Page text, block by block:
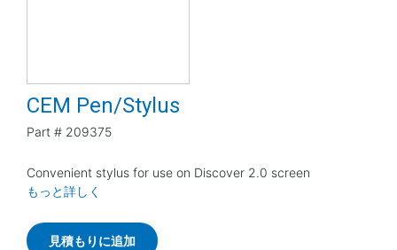
CEM Pen/Stylus
Part # 209375
Convenient stylus for use on Discover 2.0 screen
もっと詳しく
見積もりに追加